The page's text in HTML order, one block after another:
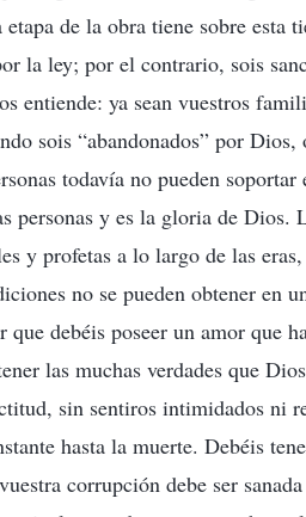
de la obra tiene sobre esta
la ley; por el contrario, sois
entiende: ya sean vuestros
sois “abandonados” por
todavía no pueden soportar
personas y es la gloria de Dios.
y profetas a lo largo de las
no se pueden obtener en
debéis poseer un amor que
las muchas verdades que
sin sentiros intimidados ni
hasta la muerte. Debéis
corrupción debe ser